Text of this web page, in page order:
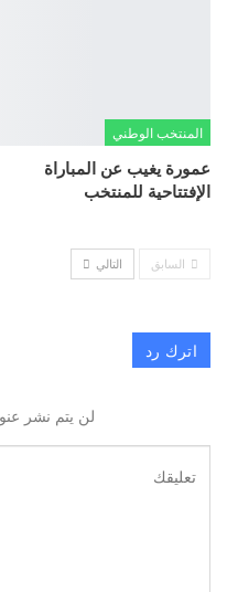
المنتخب الوطني
عمورة يغيب عن المباراة
الإفتتاحية للمنتخب
السابق التالي
اترك رد
لن يتم نشر